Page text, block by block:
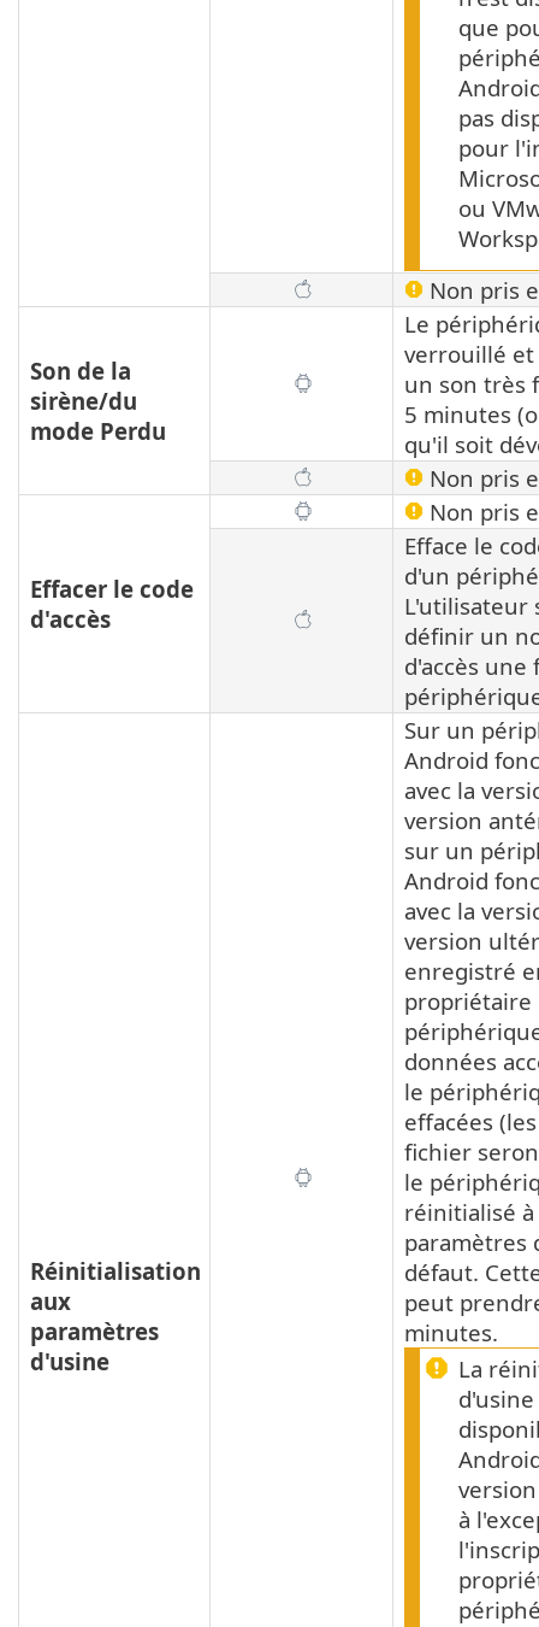
que
pas
pour
ou
Non pris
Son de la
sirène/du
mode Perdu
Le
verrouillé
un son très
5 minutes
qu'il soit
Non pris
Effacer le code
d'accès
Non pris
Efface le
d'un
L'utilisateur
définir un
d'accès une
Réinitialisation
aux
paramètres
d'usine
Sur un
Android
avec la
version
sur un
Android
avec la
version
enregistré
propriétaire
données
le
effacées
fichier
le
réinitialisé à
paramètres
défaut.
peut
minutes.
La
à